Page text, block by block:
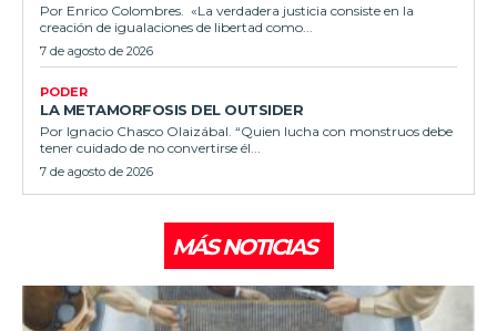
Por Enrico Colombres. «La verdadera justicia consiste en la
creación de igualaciones de libertad como...
7 de agosto de 2026
PODER
LA METAMORFOSIS DEL OUTSIDER
Por Ignacio Chasco Olaizábal. “Quien lucha con monstruos debe
tener cuidado de no convertirse él...
7 de agosto de 2026
MÁS NOTICIAS